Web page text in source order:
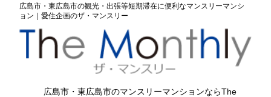
広島市・東広島市の観光・出張等短期滞在に便利なマンスリーマンシ
ョン｜愛住企画のザ・マンスリー
広島市・東広島市のマンスリーマンションならThe